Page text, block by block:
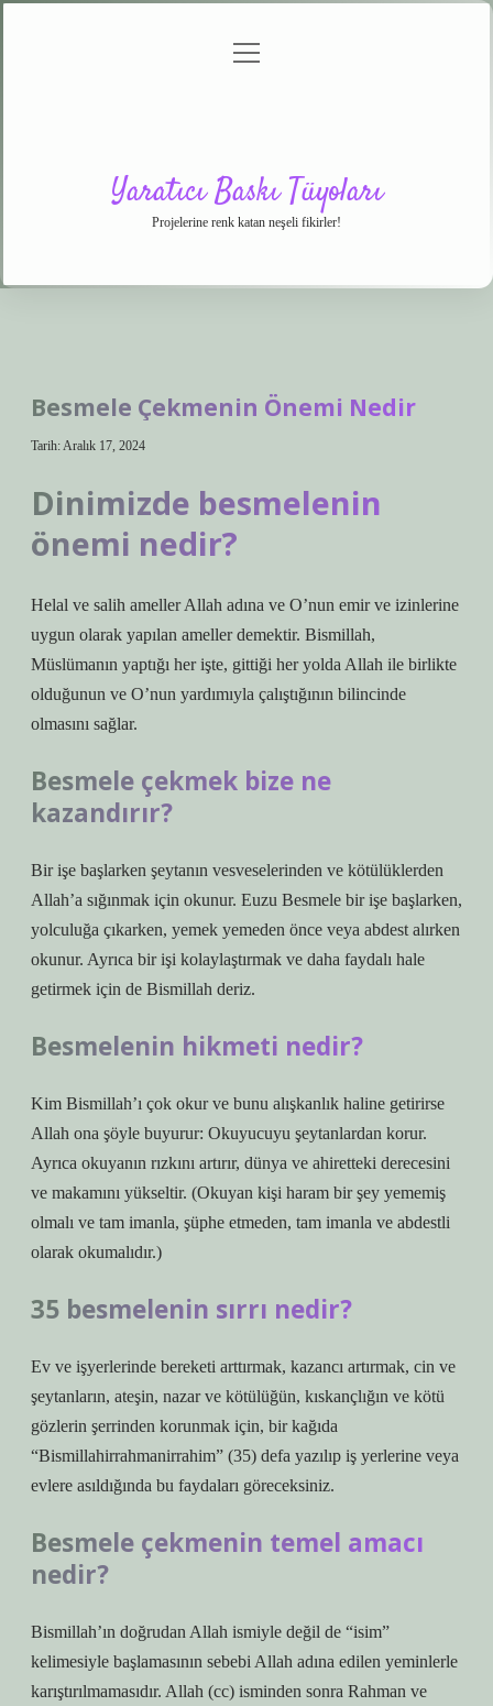
menüyü
Yaratıcı Baskı Tüyoları
Projelerine renk katan neşeli fikirler!
Besmele Çekmenin Önemi Nedir
Tarih: Aralık 17, 2024
Dinimizde besmelenin
önemi nedir?
Helal ve salih ameller Allah adına ve O’nun emir ve izinlerine
uygun olarak yapılan ameller demektir. Bismillah,
Müslümanın yaptığı her işte, gittiği her yolda Allah ile birlikte
olduğunun ve O’nun yardımıyla çalıştığının bilincinde
olmasını sağlar.
Besmele çekmek bize ne
kazandırır?
Bir işe başlarken şeytanın vesveselerinden ve kötülüklerden
Allah’a sığınmak için okunur. Euzu Besmele bir işe başlarken,
yolculuğa çıkarken, yemek yemeden önce veya abdest alırken
okunur. Ayrıca bir işi kolaylaştırmak ve daha faydalı hale
getirmek için de Bismillah deriz.
Besmelenin hikmeti nedir?
Kim Bismillah’ı çok okur ve bunu alışkanlık haline getirirse
Allah ona şöyle buyurur: Okuyucuyu şeytanlardan korur.
Ayrıca okuyanın rızkını artırır, dünya ve ahiretteki derecesini
ve makamını yükseltir. (Okuyan kişi haram bir şey yememiş
olmalı ve tam imanla, şüphe etmeden, tam imanla ve abdestli
olarak okumalıdır.)
35 besmelenin sırrı nedir?
Ev ve işyerlerinde bereketi arttırmak, kazancı artırmak, cin ve
şeytanların, ateşin, nazar ve kötülüğün, kıskançlığın ve kötü
gözlerin şerrinden korunmak için, bir kağıda
“Bismillahirrahmanirrahim” (35) defa yazılıp iş yerlerine veya
evlere asıldığında bu faydaları göreceksiniz.
Besmele çekmenin temel amacı
nedir?
Bismillah’ın doğrudan Allah ismiyle değil de “isim”
kelimesiyle başlamasının sebebi Allah adına edilen yeminlerle
karıştırılmamasıdır. Allah (cc) isminden sonra Rahman ve